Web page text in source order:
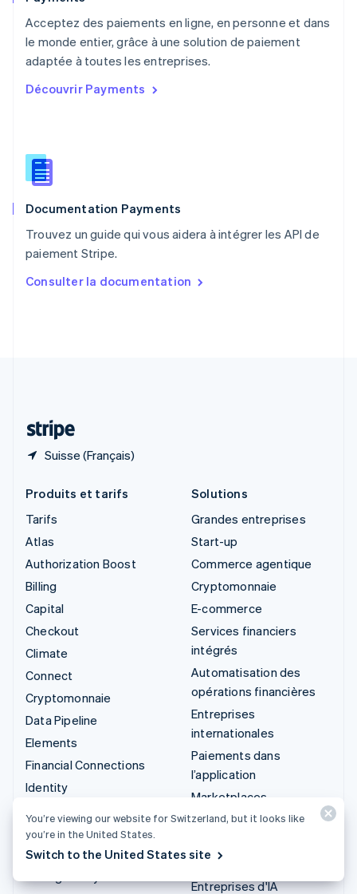
Acceptez des paiements en ligne, en personne et dans
le monde entier, grâce à une solution de paiement
adaptée à toutes les entreprises.
Découvrir Payments
Documentation Payments
Trouvez un guide qui vous aidera à intégrer les API de
paiement Stripe.
Consulter la documentation
Suisse (Français)
NederlandsEnglish
Pologne
English
PortuguêsEnglish
English
Roumanie
Royaume-Uni
Singapour
English 简体中文
English
Produits et tarifs
Tarifs
Atlas
Authorization Boost
Billing
Capital
Checkout
Climate
Connect
Cryptomonnaie
Data Pipeline
Elements
Financial Connections
Identity
Issuing
Link
Solutions
Grandes entreprises
Start-up
Commerce agentique
Cryptomonnaie
E-commerce
Services financiers
intégrés
Automatisation des
opérations financières
Entreprises
internationales
Paiements dans
l’application
Marketplaces
Gestion financière
SaaS
Entreprises d'IA
You’re viewing our website for Switzerland, but it looks like
you’re in the United States.
Switch to the United States site